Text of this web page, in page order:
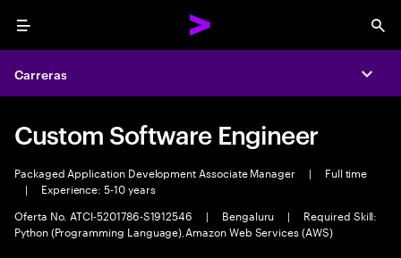
Menu
Carreras
Custom Software Engineer
Packaged Application Development Associate Manager |
Full time
|
Experience: 5-10 years
Oferta No. ATCI-5201786-S1912546
| Bengaluru |
Required Skill:
Python (Programming Language),Amazon Web Services (AWS)